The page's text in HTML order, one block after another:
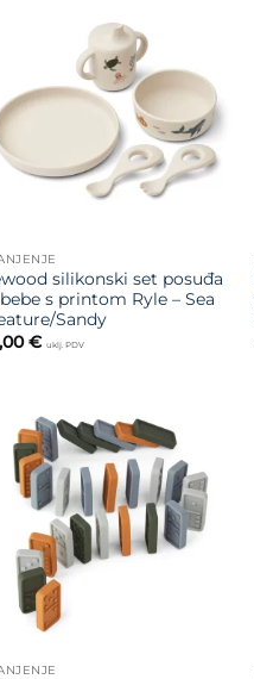
želja
silikonski set posuđa
s printom Ryle – Sea
Sandy
€ uklj. PDV
Dodajte
na listu
želja